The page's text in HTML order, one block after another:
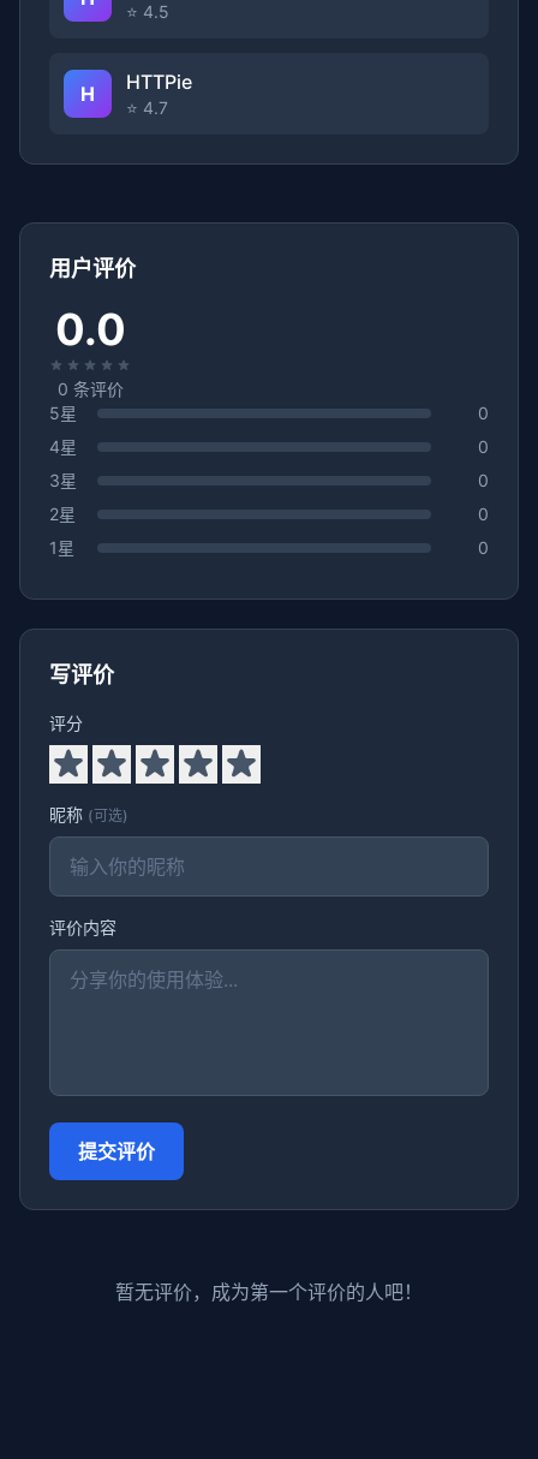
⭐ 4.5
H HTTPie
⭐ 4.7
用户评价
0.0
0 条评价
5星
0
4星
0
3星
0
2星
0
1星
0
写评价
评分
昵称 (可选)
评价内容
提交评价
暂无评价，成为第一个评价的人吧！